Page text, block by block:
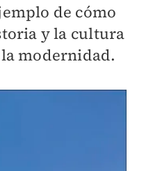
de cómo
y la cultura
modernidad.